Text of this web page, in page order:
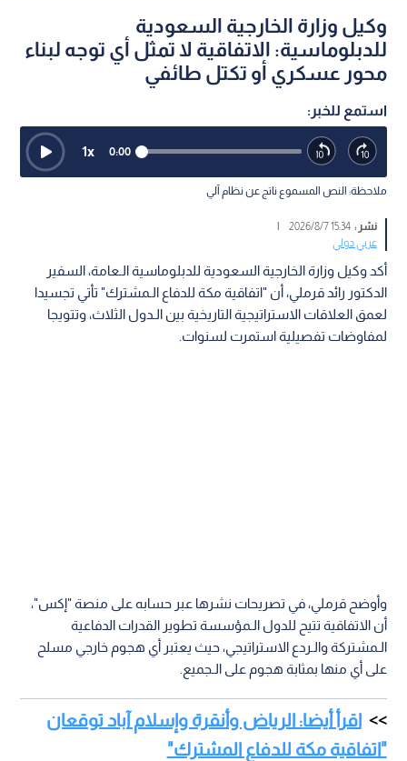
وكيل وزارة الخارجية السعودية
للدبلوماسية: الاتفاقية لا تمثل أي توجه لبناء
محور عسكري أو تكتل طائفي
استمع للخبر:
0:00
1x
ملاحظة: النص المسموع ناتج عن نظام آلي
نشر :15:34 2026/8/7
|
عربي دولي
أكد وكيل وزارة الخارجية السعودية للدبلوماسية الـعامة، السفير
الدكتور رائد قرملي، أن "اتفاقية مكة للدفاع الـمشترك" تأتي تجسيدا
لعمق العلاقات الاستراتيجية التاريخية بين الـدول الثلاث، وتتويجا
لمفاوضات تفصيلية استمرت لسنوات.
وأوضح قرملي، في تصريحات نشرها عبر حسابه على منصة "إكس"،
أن الاتفاقية تتيح للدول الـمؤسسة تطوير القدرات الدفاعية
الـمشتركة والـردع الاستراتيجي، حيث يعتبر أي هجوم خارجي مسلح
على أي منها بمثابة هجوم على الـجميع.
اقرأ أيضا: الرياض وأنقرة وإسلام آباد توقعان
"اتفاقية مكة للدفاع المشترك"